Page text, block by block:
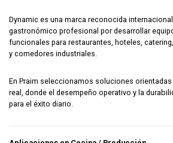
Dynamic es una marca reconocida
gastronómico profesional por desarrollar
funcionales para restaurantes, hoteles,
y comedores industriales.
En Praim seleccionamos soluciones
real, donde el desempeño operativo y la
para el éxito diario.